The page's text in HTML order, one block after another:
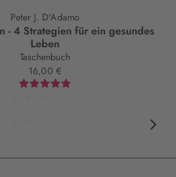
Peter J. D'Adamo
- 4 Strategien für ein gesundes
Leben
Taschenbuch
16,00 €